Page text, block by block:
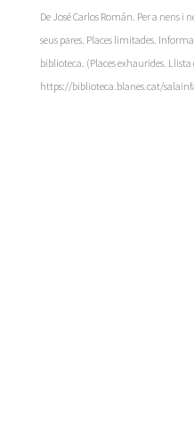
De José Carlos Román. Per a nens i
seus pares. Places limitades.
biblioteca. (Places exhaurides. Llista
https://biblioteca.blanes.cat/